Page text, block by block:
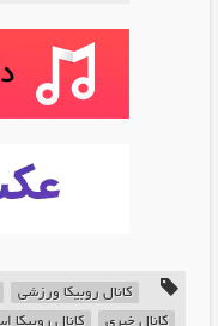
کانال روبیکا ورزشی
کانال خبری
کانال روبیکا